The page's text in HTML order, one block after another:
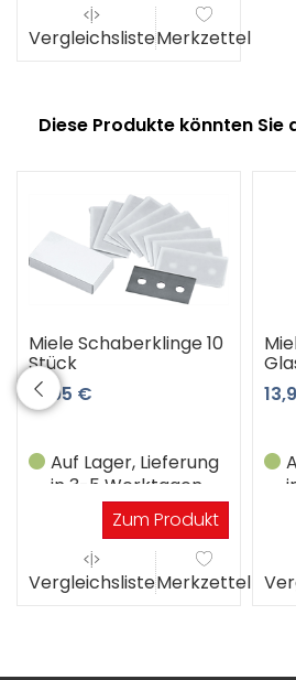
VergleichslisteMerkzettel
Diese Produkte könnten Sie
Miele Schaberklinge 10
Stück
15,95 €
Auf Lager, Lieferung
in 3-5 Werktagen
Zum Produkt
VergleichslisteMerkzettel